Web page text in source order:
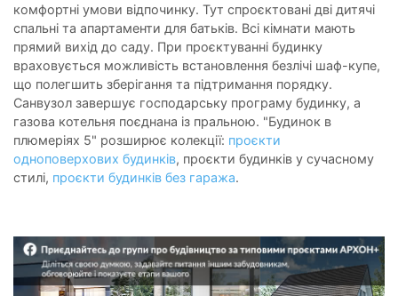
комфортні умови відпочинку. Тут спроєктовані дві дитячі
спальні та апартаменти для батьків. Всі кімнати мають
прямий вихід до саду. При проєктуванні будинку
враховується можливість встановлення безлічі шаф-купе,
що полегшить зберігання та підтримання порядку.
Санвузол завершує господарську програму будинку, а
газова котельня поєднана із пральною. "Будинок в
плюмеріях 5" розширює колекції: проєкти
одноповерхових будинків, проєкти будинків у сучасному
стилі, проєкти будинків без гаража.